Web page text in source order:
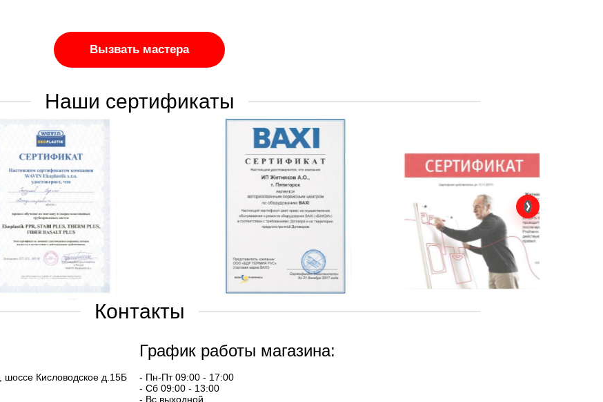
Вызвать мастера
Наши сертификаты
Контакты
шоссе Кисловодское д.15Б
График работы магазина:
- Пн-Пт 09:00 - 17:00
- Сб 09:00 - 13:00
- Вс выходной